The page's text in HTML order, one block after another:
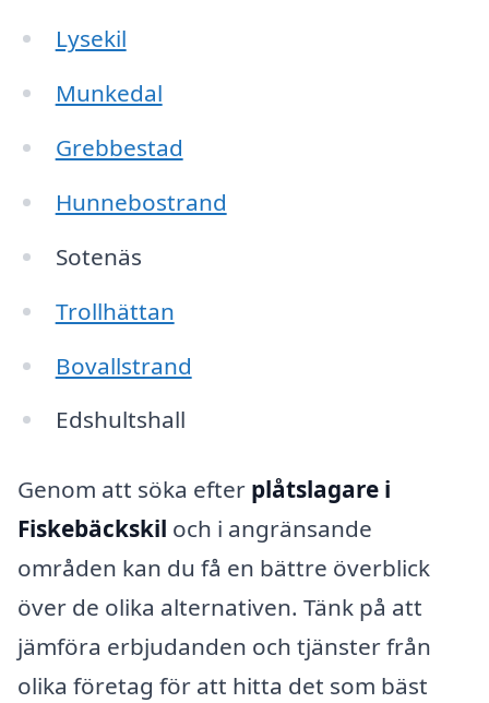
Lysekil
Munkedal
Grebbestad
Hunnebostrand
Sotenäs
Trollhättan
Bovallstrand
Edshultshall
Genom att söka efter plåtslagare i
Fiskebäckskil och i angränsande
områden kan du få en bättre överblick
över de olika alternativen. Tänk på att
jämföra erbjudanden och tjänster från
olika företag för att hitta det som bäst